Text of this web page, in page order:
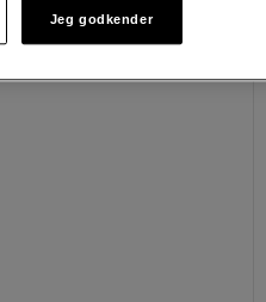
Jeg godkender